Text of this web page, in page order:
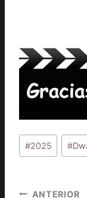
Etiquetas
de
entrada:
#2025 #
ANTERIOR